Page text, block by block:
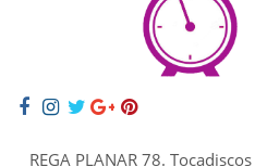
REGA PLANAR 78.